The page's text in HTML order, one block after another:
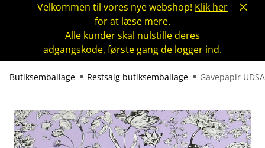
Velkommen til vores nye webshop! Klik her
for at læse mere.
Alle kunder skal nulstille deres
adgangskode, første gang de logger ind.
Butiksemballage Restsalg butiksemballage Gavepapir